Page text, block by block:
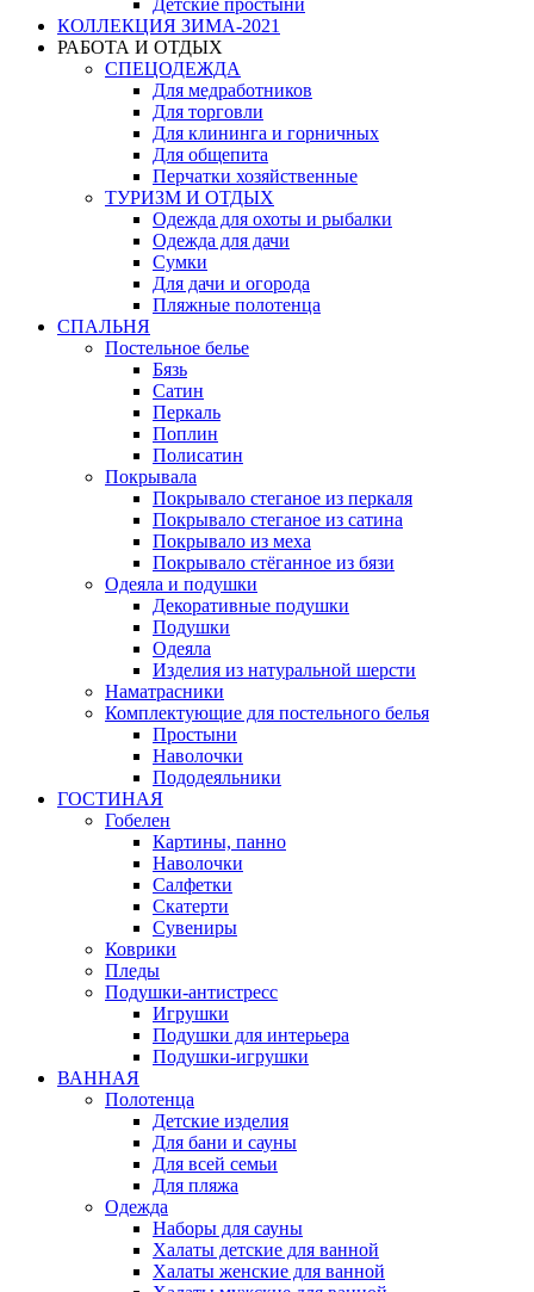
Детские простыни
КОЛЛЕКЦИЯ ЗИМА-2021
РАБОТА И ОТДЫХ
СПЕЦОДЕЖДА
Для медработников
Для торговли
Для клининга и горничных
Для общепита
Перчатки хозяйственные
ТУРИЗМ И ОТДЫХ
Одежда для охоты и рыбалки
Одежда для дачи
Сумки
Для дачи и огорода
Пляжные полотенца
СПАЛЬНЯ
Постельное белье
Бязь
Сатин
Перкаль
Поплин
Полисатин
Покрывала
Покрывало стеганое из перкаля
Покрывало стеганое из сатина
Покрывало из меха
Покрывало стёганное из бязи
Одеяла и подушки
Декоративные подушки
Подушки
Одеяла
Изделия из натуральной шерсти
Наматраcники
Комплектующие для постельного белья
Простыни
Наволочки
Пододеяльники
ГОСТИНАЯ
Гобелен
Картины, панно
Наволочки
Салфетки
Скатерти
Сувениры
Коврики
Пледы
Подушки-антистресс
Игрушки
Подушки для интерьера
Подушки-игрушки
ВАННАЯ
Полотенца
Детские изделия
Для бани и сауны
Для всей семьи
Для пляжа
Одежда
Наборы для сауны
Халаты детские для ванной
Халаты женские для ванной